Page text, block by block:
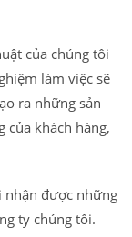
của chúng tôi
làm việc sẽ
ra những sản
của khách hàng,
nhận được những
ty chúng tôi.